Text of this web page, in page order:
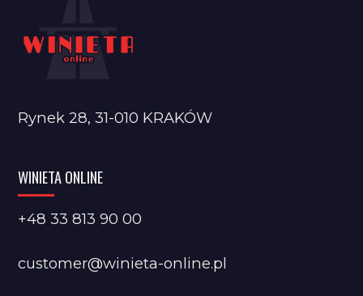
Rynek 28, 31-010 KRAKÓW
WINIETA ONLINE
+48 33 813 90 00
customer@winieta-online.pl